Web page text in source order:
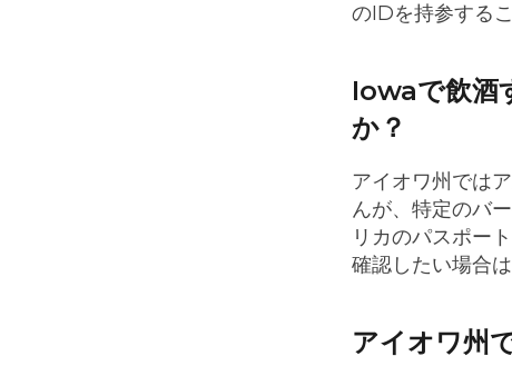
のIDを持参する
Iowaで飲酒
か？
アイオワ州では
んが、特定のバ
リカのパスポー
確認したい場合
アイオワ州